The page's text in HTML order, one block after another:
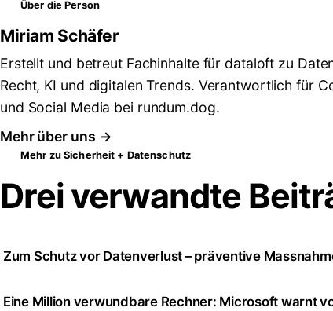
Über die Person
Miriam Schäfer
Erstellt und betreut Fachinhalte für dataloft zu
Recht, KI und digitalen Trends. Verantwortlich für
und Social Media bei rundum.dog.
Mehr über uns →
Mehr zu Sicherheit + Datenschutz
Drei verwandte
Zum Schutz vor Datenverlust – präventive
Eine Million verwundbare Rechner: Microsoft warnt